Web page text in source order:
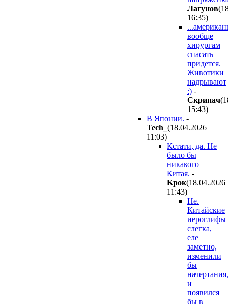
Лaгyнoв
16:35)
вообще
хирургам
спасать
придется.
Животики
надрывают
:) -
Cкpипaч
15:43)
В Японии. -
Tech_ (18.04.2026
11:03)
Кстати, да. Не
было бы
никакого
Китая. -
Kpoк(18.04.2026
11:43)
Не.
Китайские
иероглифы
слегка,
еле
заметно,
изменили
бы
начертания,
и
появился
бы в